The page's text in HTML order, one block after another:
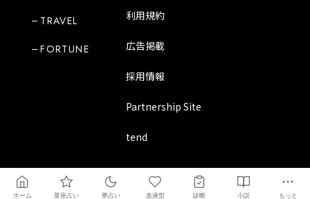
TRAVEL
FORTUNE
利用規約
広告掲載
採用情報
Partnership Site
tend
Copyright Mode Media Japan Corporation
ホーム 星座占い 夢占い 血液型 診断 小説 もっと